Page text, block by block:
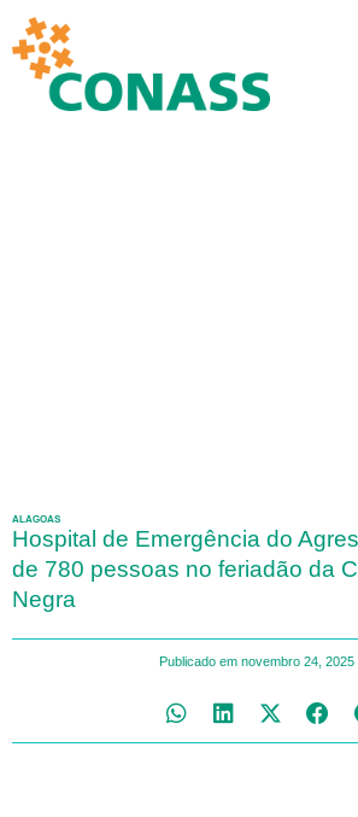
ALAGOAS
Hospital de Emergência do
de 780 pessoas no feriadão da
Negra
Publicado em novembro 24, 2025